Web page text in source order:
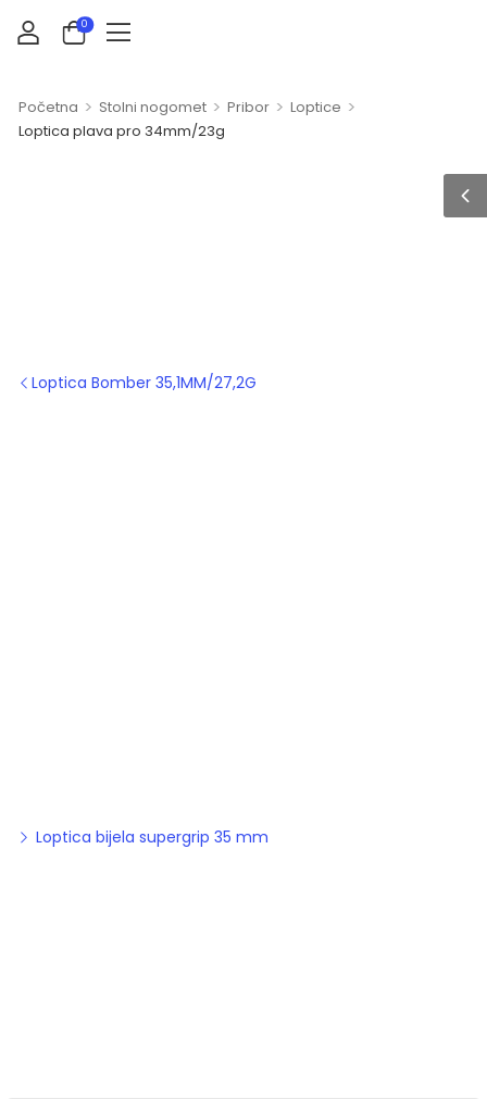
0
Početna > Stolni nogomet > Pribor > Loptice >
Loptica plava pro 34mm/23g
Loptica Bomber 35,1MM/27,2G
Loptica bijela supergrip 35 mm